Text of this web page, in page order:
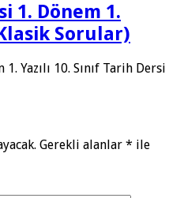
1. Dönem 1.
Sorular)
Yazılı 10. Sınıf Tarih Dersi
Gerekli alanlar * ile